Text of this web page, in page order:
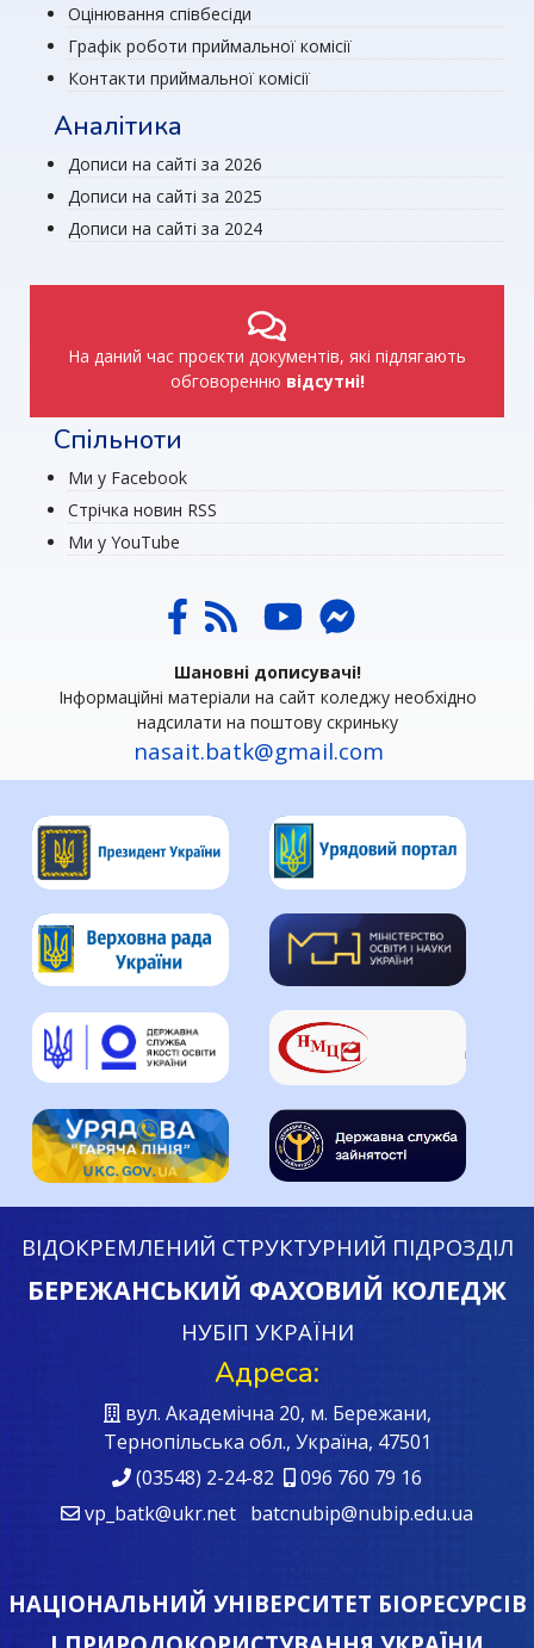
Оцінювання співбесіди
Графік роботи приймальної комісії
Контакти приймальної комісії
Аналітика
Дописи на сайті за 2026
Дописи на сайті за 2025
Дописи на сайті за 2024
На даний час проєкти документів, які підлягають
обговоренню відсутні!
Спільноти
Ми у Facebook
Стрічка новин RSS
Ми у YouTube
Шановні дописувачі!
Інформаційні матеріали на сайт коледжу необхідно
надсилати на поштову скриньку
nasait.batk@gmail.com
ВІДОКРЕМЛЕНИЙ СТРУКТУРНИЙ ПІДРОЗДІЛ
БЕРЕЖАНСЬКИЙ ФАХОВИЙ КОЛЕДЖ
НУБІП УКРАЇНИ
Адреса:
вул. Академічна 20, м. Бережани,
Тернопільська обл., Україна, 47501
(03548) 2-24-82
096 760 79 16
vp_batk@ukr.net batcnubip@nubip.edu.ua
НАЦІОНАЛЬНИЙ УНІВЕРСИТЕТ БІОРЕСУРСІВ